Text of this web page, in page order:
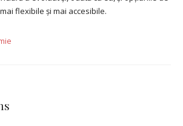
flexibile și mai accesibile.